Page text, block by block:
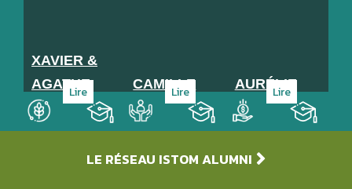
XAVIER &
AGATHE
Lire CAMILLE
Lire AURÉLIE
Lire
LE RÉSEAU ISTOM ALUMNI